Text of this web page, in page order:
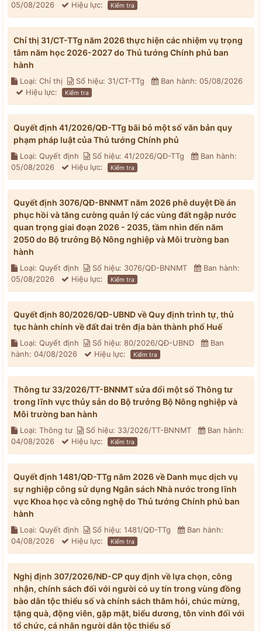
05/08/2026
Hiệu lực: Kiểm tra
Chỉ thị 31/CT-TTg năm 2026 thực hiện các nhiệm vụ trọng
tâm năm học 2026-2027 do Thủ tướng Chính phủ ban
hành
Loại: Chỉ thị Số hiệu: 31/CT-TTg
Ban hành: 05/08/2026
Hiệu lực:
Kiểm tra
Quyết định 41/2026/QĐ-TTg bãi bỏ một số văn bản quy
phạm pháp luật của Thủ tướng Chính phủ
Loại: Quyết định Số hiệu: 41/2026/QĐ-TTg
Ban hành:
05/08/2026
Hiệu lực: Kiểm tra
Quyết định 3076/QĐ-BNNMT năm 2026 phê duyệt Đề án
phục hồi và tăng cường quản lý các vùng đất ngập nước
quan trọng giai đoạn 2026 - 2035, tầm nhìn đến năm
2050 do Bộ trưởng Bộ Nông nghiệp và Môi trường ban
hành
Loại: Quyết định Số hiệu: 3076/QĐ-BNNMT
Ban hành:
05/08/2026
Hiệu lực: Kiểm tra
Quyết định 80/2026/QĐ-UBND về Quy định trình tự, thủ
tục hành chính về đất đai trên địa bàn thành phố Huế
Loại: Quyết định Số hiệu: 80/2026/QĐ-UBND
Ban
hành: 04/08/2026
Hiệu lực: Kiểm tra
Thông tư 33/2026/TT-BNNMT sửa đổi một số Thông tư
trong lĩnh vực thủy sản do Bộ trưởng Bộ Nông nghiệp và
Môi trường ban hành
Loại: Thông tư Số hiệu: 33/2026/TT-BNNMT
Ban hành:
04/08/2026
Hiệu lực: Kiểm tra
Quyết định 1481/QĐ-TTg năm 2026 về Danh mục dịch vụ
sự nghiệp công sử dụng Ngân sách Nhà nước trong lĩnh
vực Khoa học và công nghệ do Thủ tướng Chính phủ ban
hành
Loại: Quyết định Số hiệu: 1481/QĐ-TTg
Ban hành:
04/08/2026
Hiệu lực: Kiểm tra
Nghị định 307/2026/NĐ-CP quy định về lựa chọn, công
nhận, chính sách đối với người có uy tín trong vùng đồng
bào dân tộc thiểu số và chính sách thăm hỏi, chúc mừng,
tặng quà, động viên, gặp mặt, biểu dương, tôn vinh đối với
tổ chức, cá nhân người dân tộc thiểu số